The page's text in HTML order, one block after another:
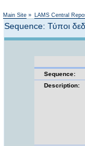
Main Site » LAMS Central
Sequence: Τύποι
Sequence:
Description: